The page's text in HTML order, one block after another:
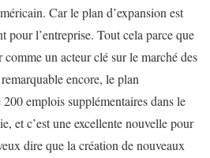
Car le plan d’expansion est
pour l’entreprise. Tout cela parce que
comme un acteur clé sur le marché des
encore, le plan
200 emplois supplémentaires dans le
et c’est une excellente nouvelle pour
dire que la création de nouveaux